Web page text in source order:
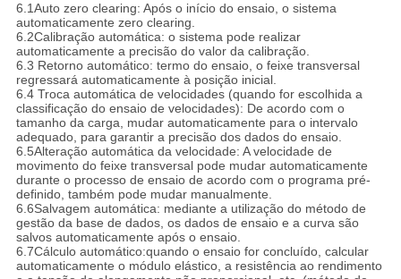
6.1Auto zero clearing: Após o início do ensaio, o sistema
automaticamente zero clearing.
6.2Calibração automática: o sistema pode realizar
automaticamente a precisão do valor da calibração.
6.3 Retorno automático: termo do ensaio, o feixe transversal
regressará automaticamente à posição inicial.
6.4 Troca automática de velocidades (quando for escolhida a
classificação do ensaio de velocidades): De acordo com o
tamanho da carga, mudar automaticamente para o intervalo
adequado, para garantir a precisão dos dados do ensaio.
6.5Alteração automática da velocidade: A velocidade de
movimento do feixe transversal pode mudar automaticamente
durante o processo de ensaio de acordo com o programa pré-
definido, também pode mudar manualmente.
6.6Salvagem automática: mediante a utilização do método de
gestão da base de dados, os dados de ensaio e a curva são
salvos automaticamente após o ensaio.
6.7Cálculo automático:quando o ensaio for concluído, calcular
automaticamente o módulo elástico, a resistência ao rendimento